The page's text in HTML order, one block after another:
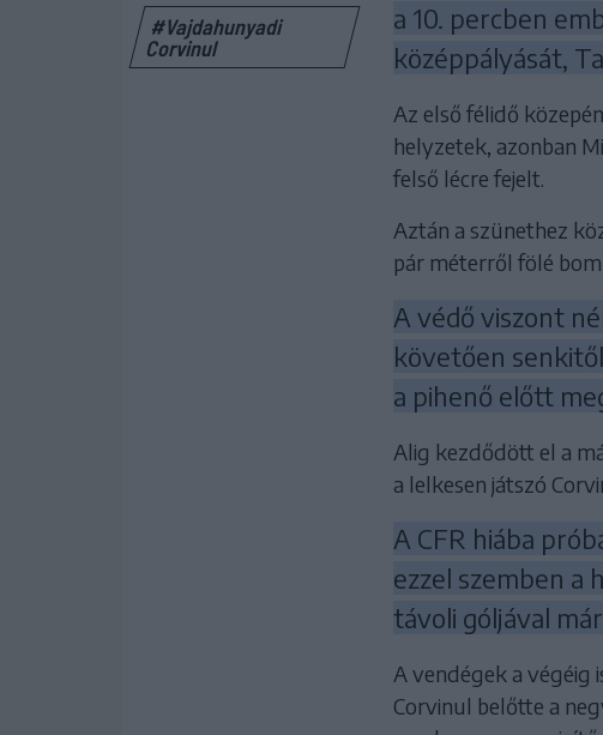
#Vajdahunyadi
Corvinul
a 10. percben
középpályását,
Az első félidő
helyzetek, azonban
felső lécre fejelt.
Aztán a szünethez
pár méterről fölé
A védő viszont
követően
a pihenő előtt
Alig kezdődött el a
a lelkesen játszó
A CFR hiába
ezzel szemben a
távoli góljával
A vendégek a végéig
Corvinul belőtte a